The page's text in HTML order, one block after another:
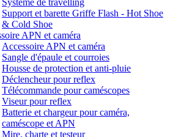
Système de travelling
Support et barette Griffe Flash - Hot Shoe
& Cold Shoe
APN et caméra
Accessoire APN et caméra
Sangle d'épaule et courroies
Housse de protection et anti-pluie
Déclencheur pour reflex
Télécommande pour caméscopes
Viseur pour reflex
Batterie et chargeur pour caméra,
caméscope et APN
Mire, charte et testeur